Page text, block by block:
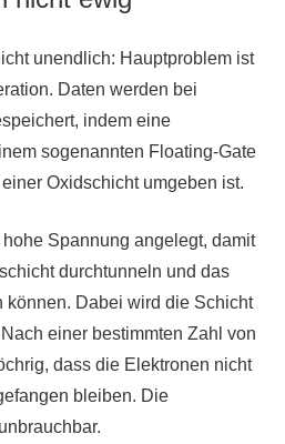
unendlich: Hauptproblem ist
Daten werden bei
indem eine
sogenannten Floating-Gate
Oxidschicht umgeben ist.
Spannung angelegt, damit
durchtunneln und das
können. Dabei wird die Schicht
einer bestimmten Zahl von
dass die Elektronen nicht
bleiben. Die